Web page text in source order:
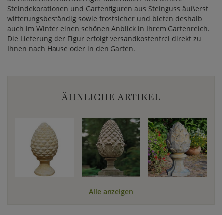
Steindekorationen und Gartenfiguren aus Steinguss äußerst
witterungsbeständig sowie frostsicher und bieten deshalb
auch im Winter einen schönen Anblick in Ihrem Gartenreich.
Die Lieferung der Figur erfolgt versandkostenfrei direkt zu
Ihnen nach Hause oder in den Garten.
ÄHNLICHE ARTIKEL
Alle anzeigen